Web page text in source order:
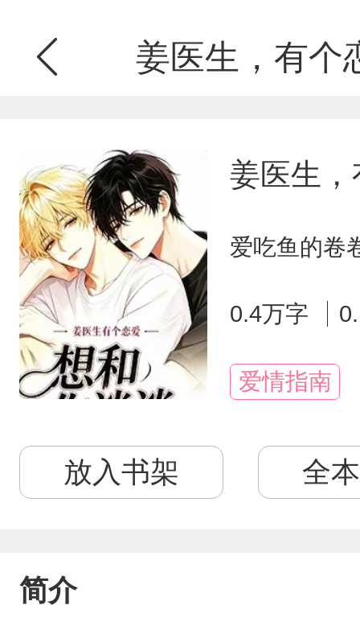
姜医生，有个
姜医生
爱吃鱼的卷
0.4万字
爱情指南
放入书架 全
简介